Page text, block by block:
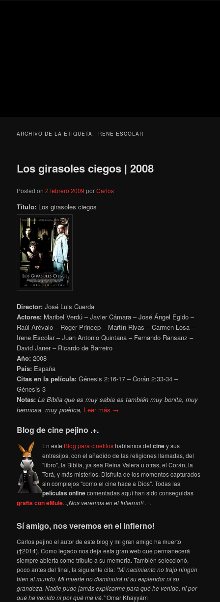
ARCHIVO DE LA ETIQUETA: IRENE ESCOLAR
Los girasoles ciegos | 2008
Posted on2 febrero 2009 porCarlos
Título: Los girasoles ciegos
Director: José Luis Cuerda
Actores: Maribel Verdú – Javier Cámara – José Ángel Egido –
Raúl Arévalo – Roger Princep – Martín Rivas – Carmen Losa –
Irene Escolar – Juan Antonio Quintana – Fernando Ransanz –
David Janer – Ricardo de Barreiro
Año: 2008
País: España
Citas en la película: Génesis 2:16-17 – Corán 2:33-34 –
Génesis 3
Notas:La Biblia que es muy sabia es también muy bonita, muy
hermosa, muy poética, Leer más →
Blog de cine pejino .+.
En este Blog para cinéfiloshablamos delciney sus
entresijos, con el añadido de las religiones llamadas, del
"libro", la Biblia, ya sea Reina Valera u otras, el Corán, la
Torá, y más misterios. Disfruta de los momentos capturados
sin complejos "como el cine hace a Dios". Todas las
películas onlinecomentadas aquí han sido conseguidas
gratis con eMule...¡Nos veremos en el Infierno!! .+.
Sí amigo, nos veremos en el Infierno!
Carlos pejino el autor de este blog y mi gran amigo ha muerto
(†2014). Como legado nos deja esta gran web que permanecerá
siempre abierta como tributo a su memoria. También seleccionó,
poco antes del final, la siguiente cita: "Mi nacimiento no trajo ningún
bien al mundo. Mi muerte no disminuirá ni su esplendor ni su
grandeza. Nadie pudo jamás explicarme para qué he venido, ni por
qué he venido ni por qué me iré."Omar Khayyám